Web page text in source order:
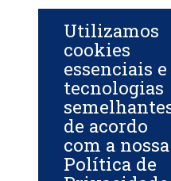
Utilizamos
cookies
essenciais e
tecnologias
de acordo
com a nossa
Política de